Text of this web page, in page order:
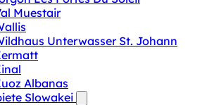
Muestair
Unterwasser St. Johann
Albanas
Slowakei